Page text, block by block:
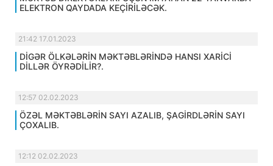
ELEKTRON QAYDADA KEÇİRİLƏCƏK.
21:42 17.01.2023
DİGƏR ÖLKƏLƏRİN MƏKTƏBLƏRİNDƏ HANSI XARİCİ
DİLLƏR ÖYRƏDİLİR?.
12:57 02.02.2023
ÖZƏL MƏKTƏBLƏRİN SAYI AZALIB, ŞAGİRDLƏRİN SAYI
ÇOXALIB.
12:12 02.02.2023